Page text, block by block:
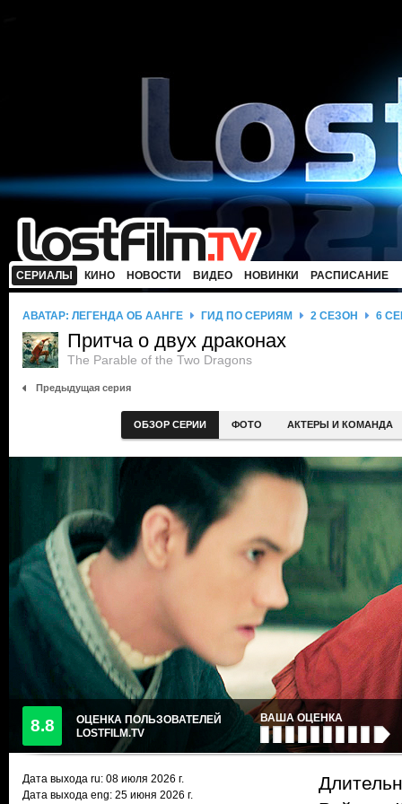
СЕРИАЛЫ КИНО НОВОСТИ ВИДЕО НОВИНКИ РАСПИСАНИЕ
АВАТАР: ЛЕГЕНДА ОБ ААНГЕ ГИД ПО СЕРИЯМ 2 СЕЗОН 6
Притча о двух драконах
The Parable of the Two Dragons
Предыдущая серия
ОБЗОР СЕРИИ ФОТО АКТЕРЫ И КОМАНДА
8.8
ОЦЕНКА ПОЛЬЗОВАТЕЛЕЙ
LOSTFILM.TV
ВАША ОЦЕНКА
Дата выхода ru: 08 июля 2026 г.
Дата выхода eng: 25 июня 2026 г.